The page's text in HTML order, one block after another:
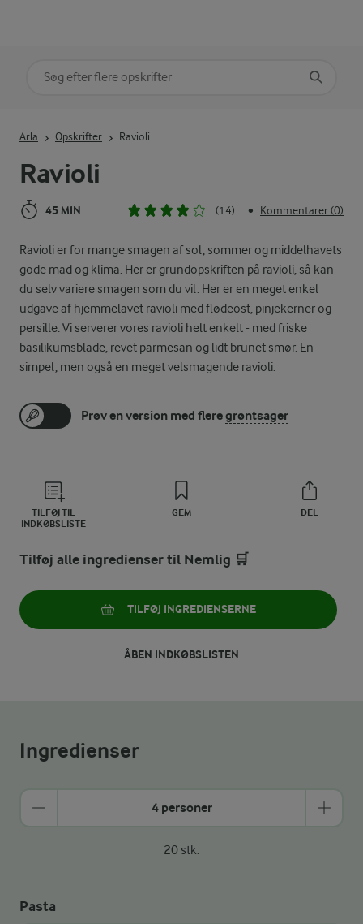
Ravioli
45 MIN (14) • Kommentarer (0)
Ravioli er for mange smagen af sol, sommer og middelhavets
gode mad og klima. Her er grundopskriften på ravioli, så kan
du selv variere smagen som du vil. Her er en meget enkel
udgave af hjemmelavet ravioli med flødeost, pinjekerner og
persille. Vi serverer vores ravioli helt enkelt - med friske
basilikumsblade, revet parmesan og lidt brunet smør. En
simpel, men også en meget velsmagende ravioli.
Prøv en version med fleregrøntsager
TILFØJ TIL
INDKØBSLISTE
GEM DEL
Arla Opskrifter Ravioli
Tilføj alle ingredienser til Nemlig 🛒
TILFØJ INGREDIENSERNE
ÅBEN INDKØBSLISTEN
Ingredienser
4 personer
20 stk.
Pasta
Søg på kategori